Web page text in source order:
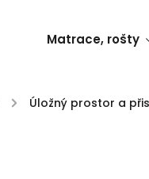
Matrace, rošty
/ Úložný prostor a